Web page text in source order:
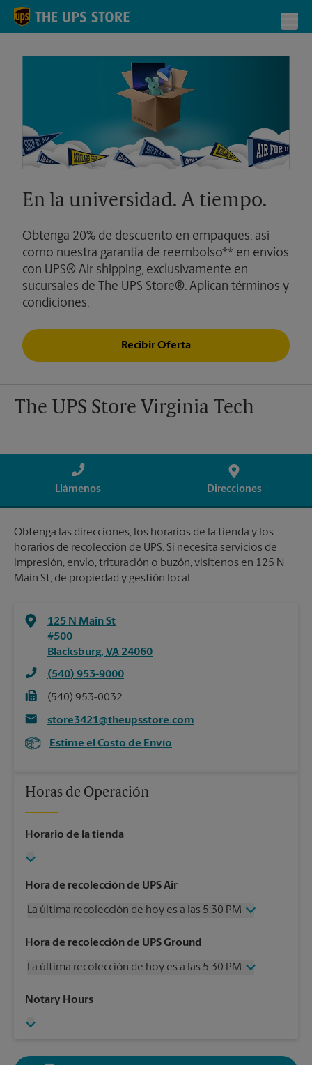
Skip to content
Return to Nav
En la universidad. A tiempo.
Obtenga 20% de descuento en empaques, así
como nuestra garantía de reembolso** en envíos
con UPS® Air shipping, exclusivamente en
sucursales de The UPS Store®. Aplican términos y
condiciones.
Recibir Oferta
The UPS Store Virginia Tech
Llámenos Direcciones
Obtenga las direcciones, los horarios de la tienda y los
horarios de recolección de UPS. Si necesita servicios de
impresión, envío, trituración o buzón, visítenos en 125 N
Main St, de propiedad y gestión local.
125 N Main St
#500
Blacksburg, VA 24060
(540) 953-9000
(540) 953-0032
store3421@theupsstore.com
Estime el Costo de Envío
Horas de Operación
Horario de la tienda
Hora de recolección de UPS Air
La última recolección de hoy es a las 5:30 PM
Miércoles
5:30 PM
Viernes
5:30 PM
Domingo
Hora de recolección de UPS Ground
La última recolección de hoy es a las 5:30 PM
Miércoles
Viernes
Domingo
Sin Recolección
Notary Hours